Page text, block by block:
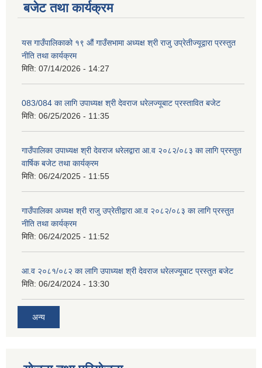
बजेट तथा कार्यक्रम
यस गाउँपालिकाको १९ औं गाउँसभामा अध्यक्ष श्री राजु उप्रेतीज्यूद्वारा प्रस्तुत
नीति तथा कार्यक्रम
मिति: 07/14/2026 - 14:27
083/084 का लागि उपाध्यक्ष श्री देवराज धरेलज्यूबाट प्रस्तावित बजेट
मिति: 06/25/2026 - 11:35
गाउँपालिका उपाध्यक्ष श्री देवराज धरेलद्वारा आ.व २०८२/०८३ का लागि प्रस्तुत
वार्षिक बजेट तथा कार्यक्रम
मिति: 06/24/2025 - 11:55
गाउँपालिका अध्यक्ष श्री राजु उप्रेतीद्वारा आ.व २०८२/०८३ का लागि प्रस्तुत
नीति तथा कार्यक्रम
मिति: 06/24/2025 - 11:52
आ.व २०८१/०८२ का लागि उपाध्यक्ष श्री देवराज धरेलज्यूबाट प्रस्तुत बजेट
मिति: 06/24/2024 - 13:30
अन्य